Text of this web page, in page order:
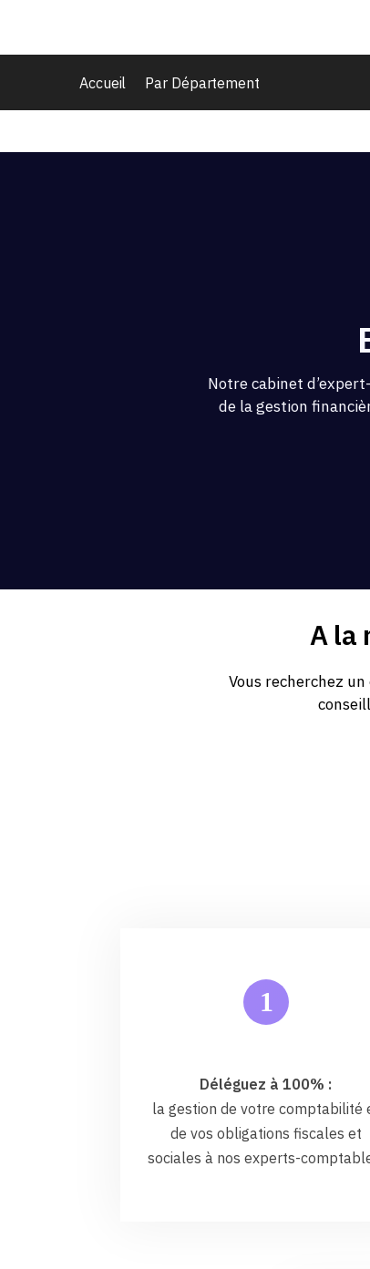
Accueil Par Département
Notre cabinet
de la gestion
A la
Vous recherchez
1
Déléguez à 100% :
la gestion de votre comptabilité
de vos obligations fiscales et
sociales à nos experts-